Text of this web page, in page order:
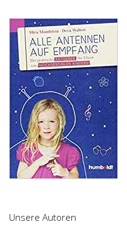
Unsere Autoren